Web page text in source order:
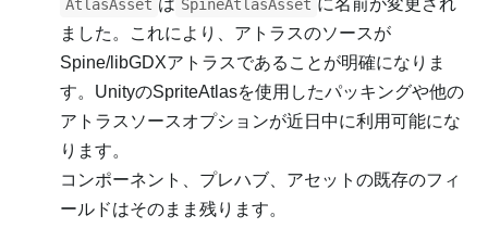
AtlasAsset SpineAtlasAsset
ました。これにより、アトラスのソースが
Spine/libGDXアトラスであることが明確になりま
す。UnityのSpriteAtlasを使用したパッキングや他の
アトラスソースオプションが近日中に利用可能にな
ります。
コンポーネント、プレハブ、アセットの既存のフィ
ールドはそのまま残ります。